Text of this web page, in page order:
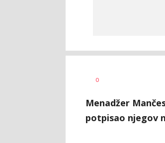
0
Menadžer
potpisao njegov